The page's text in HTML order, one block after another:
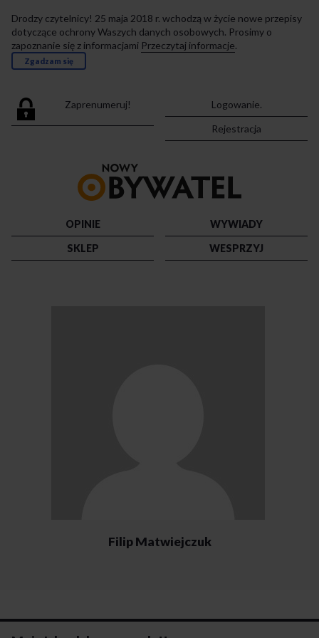
Drodzy czytelnicy! 25 maja 2018 r. wchodzą w życie nowe przepisy
dotyczące ochrony Waszych danych osobowych. Prosimy o
zapoznanie się z informacjami Przeczytaj informacje.
Zgadzam się
Zaprenumeruj!
Logowanie.
Rejestracja
strony
OPINIE
WYWIADY
SKLEP
WESPRZYJ
Filip Matwiejczuk